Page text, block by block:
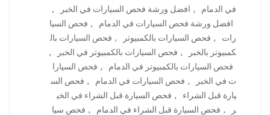
في الدمام
, افضل ورشة فحص السيارات في الخبر
,
افضل ورشة فحص السيارات في الدمام
, فحص السيا
رات
, فحص السيارات بالكمبيوتر , فحص السيارات بال
كمبيوتر بالخبر
, فحص السيارات بالكمبيوتر في الخبر
,
فحص السيارات بالكمبيوتر في الدمام
, فحص السيارا
ت في الخبر
, فحص السيارات في الدمام , فحص الس
يارة قبل الشراء
, فحص السيارة قبل الشراء في الخب
ر
, فحص السيارة قبل الشراء في الدمام , فحص سيا